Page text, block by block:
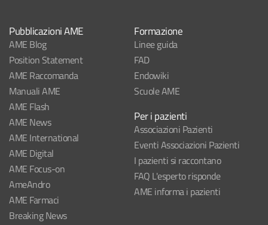
Pubblicazioni AME
AME Blog
Position Statement
AME Raccomanda
Manuali AME
AME Flash
AME News
AME International
AME Digital
AME Focus-on
AmeAndro
AME Farmaci
Breaking News
Formazione
Linee guida
FAD
Endowiki
Scuole AME
Per i pazienti
Associazioni Pazienti
Eventi Associazioni Pazienti
I pazienti si raccontano
FAQ L'esperto risponde
AME informa i pazienti